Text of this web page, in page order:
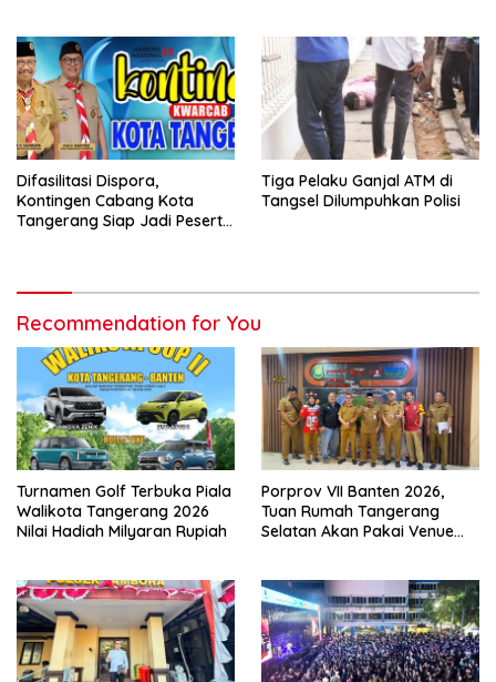
Difasilitasi Dispora,
Kontingen Cabang Kota
Tangerang Siap Jadi Peserta
Tiga Pelaku Ganjal ATM di
Tangsel Dilumpuhkan Polisi
Recommendation for You
Turnamen Golf Terbuka Piala
Walikota Tangerang 2026
Nilai Hadiah Milyaran Rupiah
Porprov VII Banten 2026,
Tuan Rumah Tangerang
Selatan Akan Pakai Venue